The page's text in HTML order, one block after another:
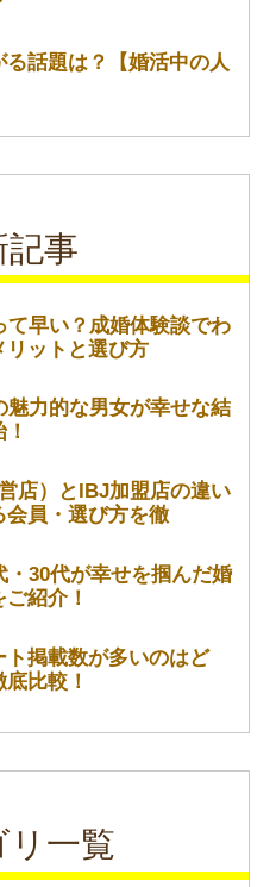
話題は？【婚活中の人
記事
て早い？成婚体験談でわ
リットと選び方
力的な男女が幸せな結
店）とIBJ加盟店の違い
会員・選び方を徹
30代が幸せを掴んだ婚
紹介！
掲載数が多いのはど
比較！
リ一覧